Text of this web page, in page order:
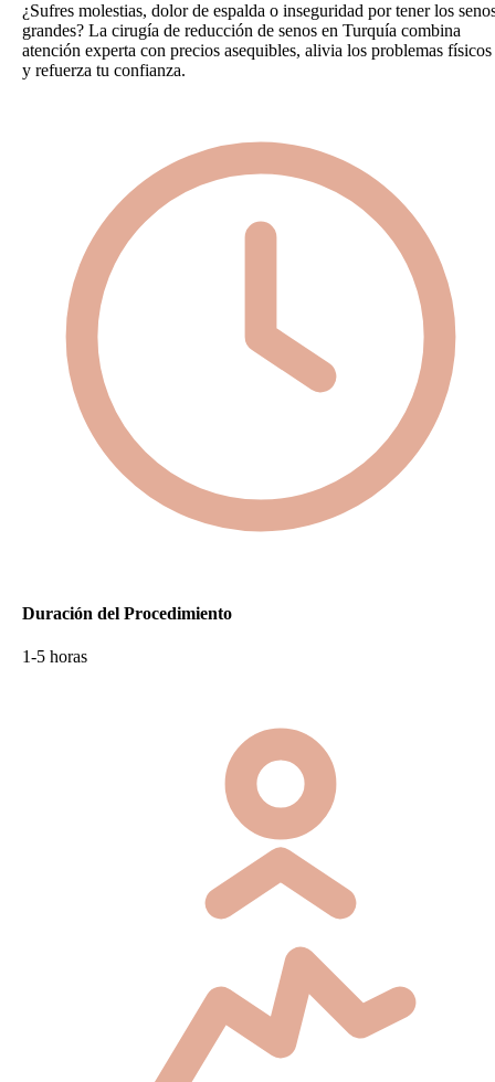
¿Sufres molestias, dolor de espalda o inseguridad por tener los
grandes? La cirugía de reducción de senos en Turquía combina
atención experta con precios asequibles, alivia los problemas físicos
y refuerza tu confianza.
Duración del Procedimiento
1-5 horas